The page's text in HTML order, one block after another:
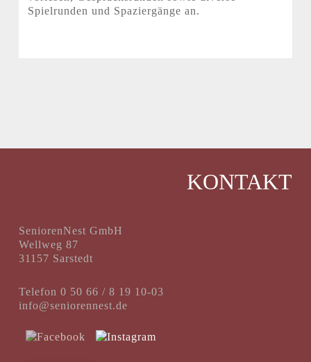
Spielrunden und Spaziergänge an.
KONTAKT
SeniorenNest GmbH
Wellweg 87
31157 Sarstedt
Telefon 0 50 66 / 8 19 10-03
info@seniorennest.de